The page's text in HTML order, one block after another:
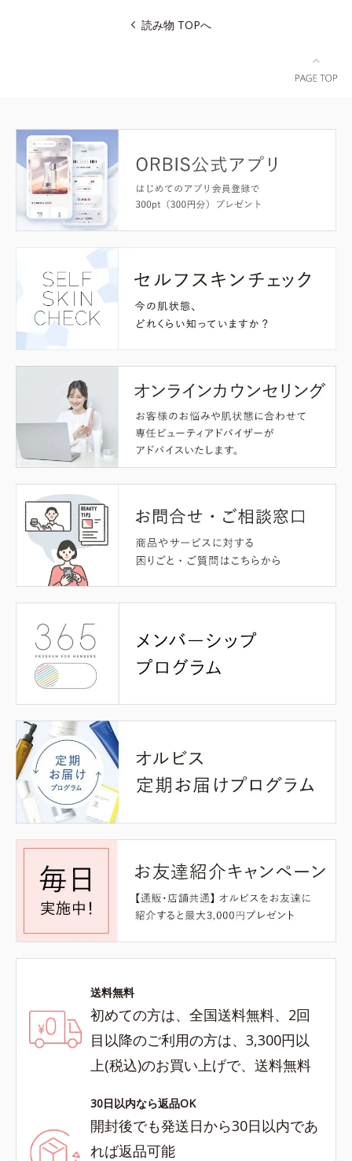
読み物 TOPへ
送料無料
初めての方は、全国送料無料、2回
目以降のご利用の方は、3,300円以
上(税込)のお買い上げで、送料無料
30日以内なら返品OK
開封後でも発送日から30日以内であ
れば返品可能